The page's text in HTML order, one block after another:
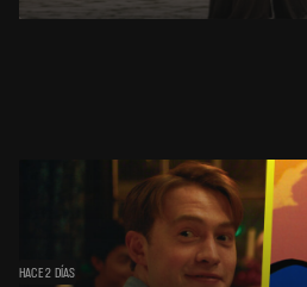
HACE 2 DÍAS